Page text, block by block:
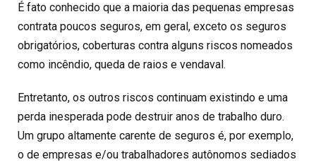
É fato conhecido que a maioria das pequenas empresas
contrata poucos seguros, em geral, exceto os seguros
obrigatórios, coberturas contra alguns riscos nomeados
como incêndio, queda de raios e vendaval.
Entretanto, os outros riscos continuam existindo e uma
perda inesperada pode destruir anos de trabalho duro.
Um grupo altamente carente de seguros é, por exemplo,
o de empresas e/ou trabalhadores autônomos sediados